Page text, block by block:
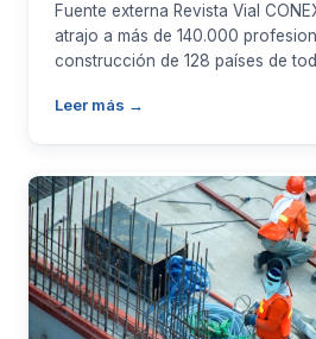
Fuente externa Revista Vial
atrajo a más de 140.000
construcción de 128 países de
Leer más →